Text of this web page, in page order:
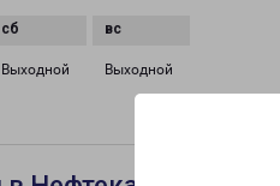
Выходной Выходной